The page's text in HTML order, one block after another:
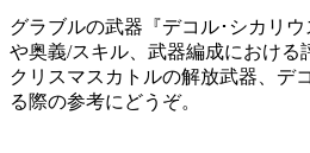
グラブルの武器『デコル･シカリ
や奥義/スキル、武器編成における
クリスマスカトルの解放武器、デ
る際の参考にどうぞ。